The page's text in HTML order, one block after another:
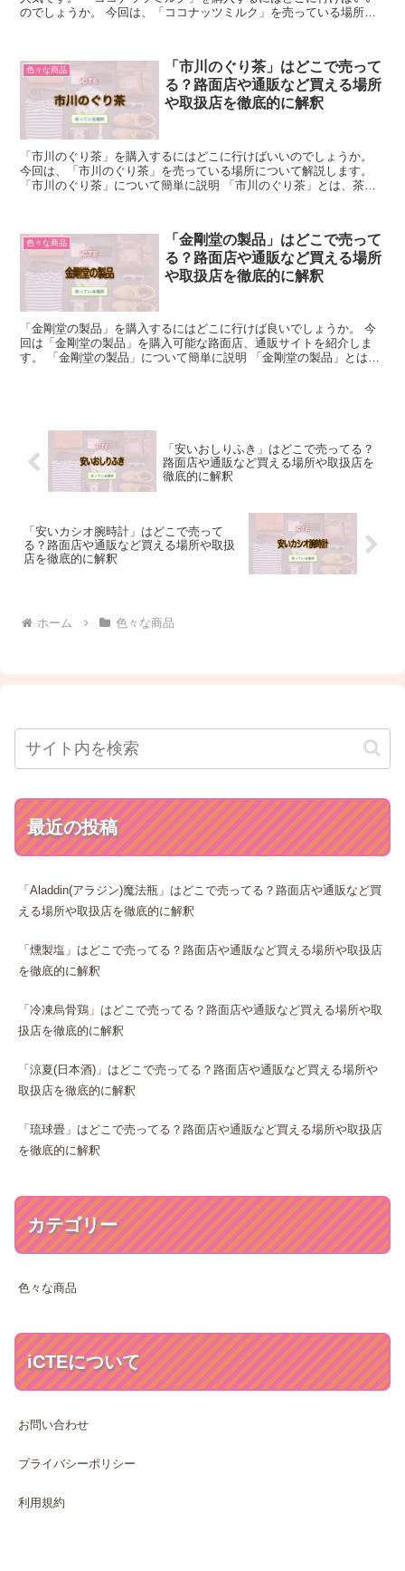
のでしょうか。 今回は、「ココナッツミルク」を売っている場所に
色々な商品
「市川のぐり茶」はどこで売って
る？路面店や通販など買える場所
や取扱店を徹底的に解釈
「市川のぐり茶」を購入するにはどこに行けばいいのでしょうか。
今回は、「市川のぐり茶」を売っている場所について解説します。
「市川のぐり茶」について簡単に説明 「市川のぐり茶」とは、茶葉
色々な商品
「金剛堂の製品」はどこで売って
る？路面店や通販など買える場所
や取扱店を徹底的に解釈
「金剛堂の製品」を購入するにはどこに行けば良いでしょうか。 今
回は「金剛堂の製品」を購入可能な路面店、通販サイトを紹介しま
す。 「金剛堂の製品」について簡単に説明 「金剛堂の製品」とは、
「安いおしりふき」はどこで売ってる？
路面店や通販など買える場所や取扱店を
徹底的に解釈
「安いカシオ腕時計」はどこで売って
る？路面店や通販など買える場所や取扱
店を徹底的に解釈
ホーム 色々な商品
最近の投稿
「Aladdin(アラジン)魔法瓶」はどこで売ってる？路面店や通販など買
える場所や取扱店を徹底的に解釈
「燻製塩」はどこで売ってる？路面店や通販など買える場所や取扱店
を徹底的に解釈
「冷凍烏骨鶏」はどこで売ってる？路面店や通販など買える場所や取
扱店を徹底的に解釈
「涼夏(日本酒)」はどこで売ってる？路面店や通販など買える場所や
取扱店を徹底的に解釈
「琉球畳」はどこで売ってる？路面店や通販など買える場所や取扱店
を徹底的に解釈
カテゴリー
色々な商品
iCTEについて
お問い合わせ
プライバシーポリシー
利用規約